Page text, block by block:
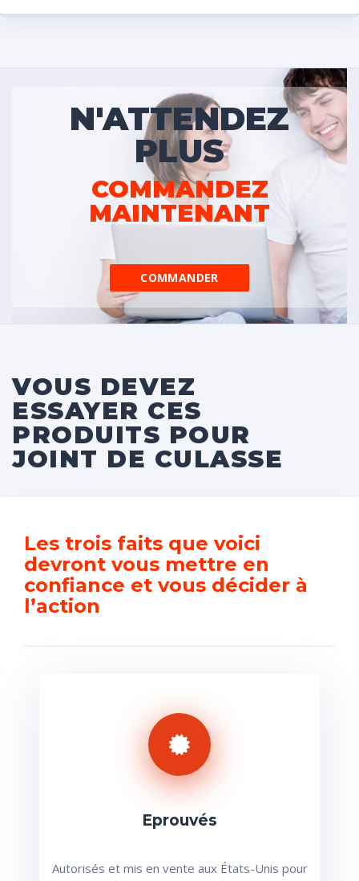
N'ATTENDEZ
PLUS
COMMANDEZ
MAINTENANT
COMMANDER
VOUS DEVEZ
ESSAYER CES
PRODUITS POUR
JOINT DE CULASSE
Les trois faits que voici
devront vous mettre en
confiance et vous décider à
l’action
Eprouvés
Autorisés et mis en vente aux États-Unis pour